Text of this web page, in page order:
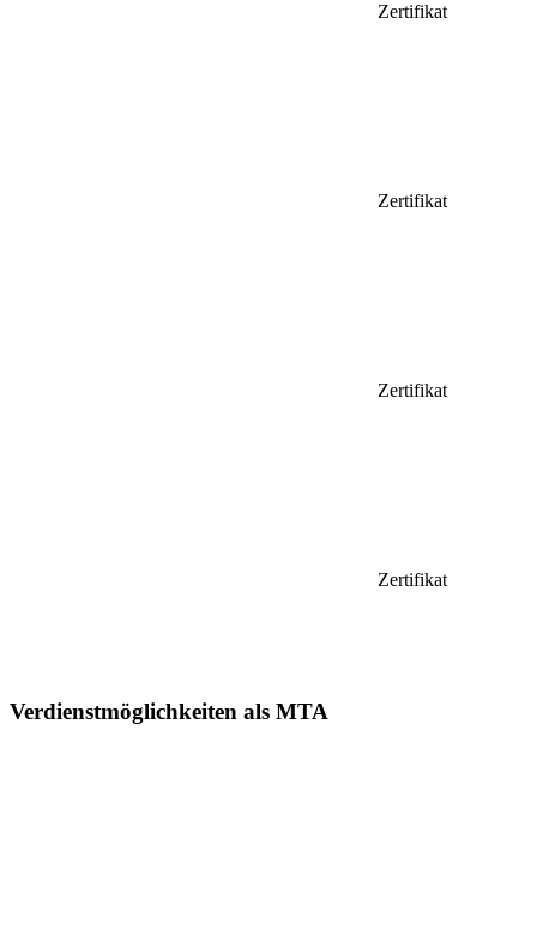
Zertifikat
Zertifikat
Zertifikat
Zertifikat
Verdienstmöglichkeiten als MTA